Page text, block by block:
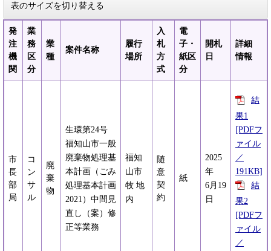
表のサイズを切り替える
発
注
機
関
業
務
区
分
業
種
案件名称
履行
場所
入
札
方
式
電
子・
紙区
分
開札
日
詳細
情報
市
長
部
局
コ
ン
サ
ル
廃
棄
物
生環第24号
福知山市一般
廃棄物処理基
本計画（ごみ
処理基本計画
2021）中間見
直し（案）修
正等業務
福知
山市
牧 地
内
随
意
契
約
紙
2025
年
6月19
日
結
果1
[PDFフ
ァイル
／
191KB]
結
果2
[PDFフ
ァイル
／